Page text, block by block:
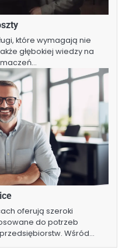
które wymagają nie
głębokiej wiedzy na
oferują szeroki
do potrzeb
Wśród…